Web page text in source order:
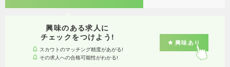
興味のある求人に
チェックをつけよう!
スカウトのマッチング精度があがる!
その求人への合格可能性がわかる!
興味あり